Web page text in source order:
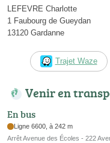
LEFEVRE Charlotte
1 Faubourg de Gueydan
13120 Gardanne
Trajet Waze
Venir en
En bus
Ligne 6600, à 242 m
Arrêt Avenue des Écoles - 222